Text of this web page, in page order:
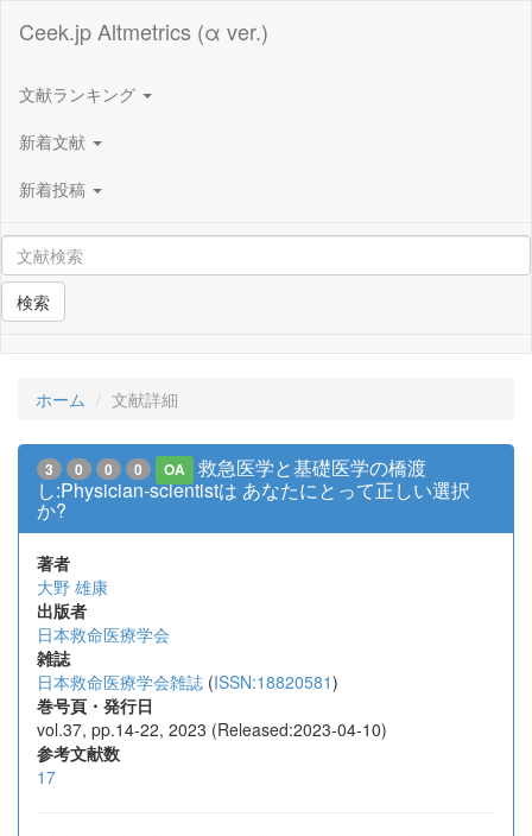
Ceek.jp Altmetrics (α ver.)
文献ランキング
新着文献
新着投稿
検索
ホーム 文献詳細
3 0 0 0 OA
救急医学と基礎医学の橋渡
し:Physician-scientistは あなたにとって正しい選択
か?
著者
大野 雄康
出版者
日本救命医療学会
雑誌
日本救命医療学会雑誌 (ISSN:18820581)
巻号頁・発行日
vol.37, pp.14-22, 2023 (Released:2023-04-10)
参考文献数
17